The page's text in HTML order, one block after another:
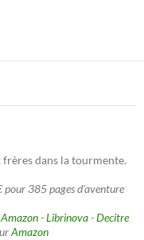
dans la tourmente.
pour 385 pages d'aventure
Amazon-Librinova-Decitre
Amazon